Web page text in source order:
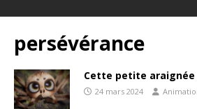
persévérance
Cette petite araignée
24 mars 2024